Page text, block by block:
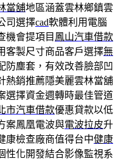
當舖地區涵蓋雲林鄉鎮雲
司選擇cad軟體利用電腦
機會提項目 鳳山汽車借款
客製尺寸商品客戶選擇無
防塵套，有效改善臉部凹
熱銷推薦隱美麗雲林當舖
選擇資金週轉時最佳管道
市汽車借款優惠貸款以低
案鳳凰電波與電波拉皮升
康檢查廠商值得台中健康
性化開發結合影像監視系